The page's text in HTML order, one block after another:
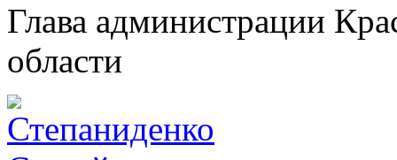
Глава администрации
области